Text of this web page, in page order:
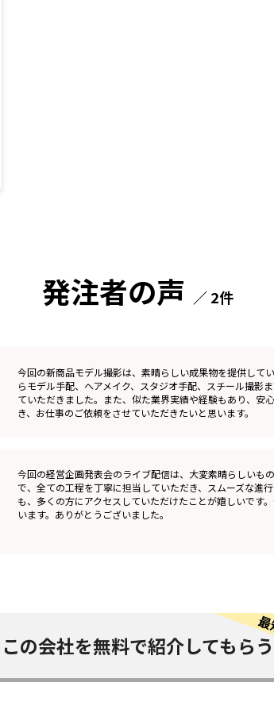
発注者の声 ／ 2件
今回の新商品モデル撮影は、素晴らしい成果物を提供して
らモデル手配、ヘアメイク、スタジオ手配、スチール撮影
ていただきました。また、似た業界実績や経験もあり、安
き、お仕事のご依頼をさせていただきたいと思います。
今回の経営企画発表会のライブ配信は、大変素晴らしいも
で、全ての工程を丁寧に担当していただき、スムーズな進
も、多くの方にアクセスしていただけたことが嬉しいです
います。ありがとうございました。
この会社を無料で紹介してもらう